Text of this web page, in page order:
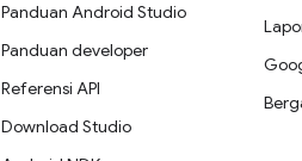
Panduan Android Studio
Panduan developer
Referensi API
Download Studio